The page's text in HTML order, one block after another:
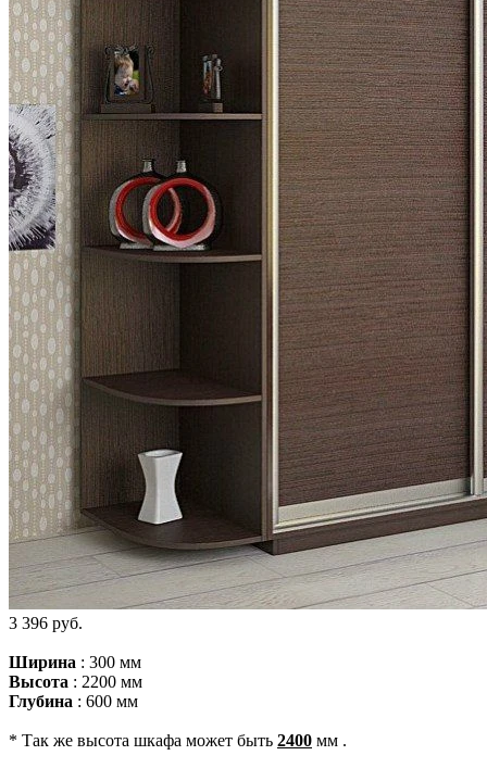
3 396 руб.
Ширина : 300 мм
Высота : 2200 мм
Глубина : 600 мм
* Так же высота шкафа может быть 2400 мм .